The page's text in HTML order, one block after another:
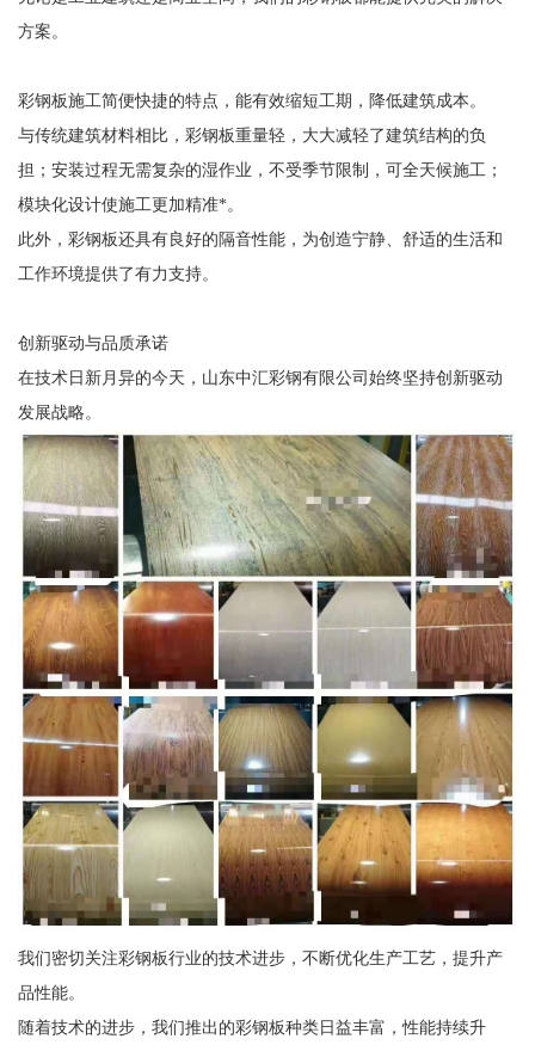
方案。
彩钢板施工简便快捷的特点，能有效缩短工期，降低建筑成本。
与传统建筑材料相比，彩钢板重量轻，大大减轻了建筑结构的负
担；安装过程无需复杂的湿作业，不受季节限制，可全天候施工；
模块化设计使施工更加精准*。
此外，彩钢板还具有良好的隔音性能，为创造宁静、舒适的生活和
工作环境提供了有力支持。
创新驱动与品质承诺
在技术日新月异的今天，山东中汇彩钢有限公司始终坚持创新驱动
发展战略。
我们密切关注彩钢板行业的技术进步，不断优化生产工艺，提升产
品性能。
随着技术的进步，我们推出的彩钢板种类日益丰富，性能持续升